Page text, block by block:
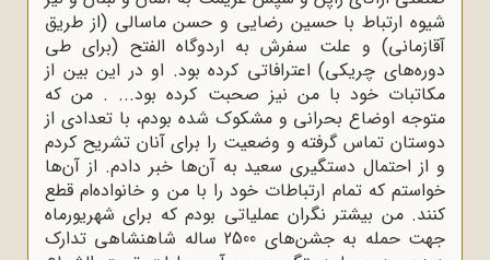
شیوه ارتباط با حسین رضایی و حسن ماسالی (از طریق
آقازمانی) و علت سفرش به اردوگاه الفتح (برای طی
دوره‌های چریکی) اعترافاتی کرده بود. او در این بین از
مکاتبات خود با من نیز صحبت کرده بود... . من که
متوجه اوضاع بحرانی و مشکوک شده بودم، با تعدادی از
دوستان تماس گرفته و وضعیت را برای آنان تشریح کردم
و از احتمال دستگیری سعید به آن‌ها خبر دادم. از آن‌ها
خواستم که تمام ارتباطات خود را با من و خانواده‌ام قطع
کنند. من بیشتر نگران عملیاتی بودم که برای شهریورماه
جهت حمله به جشن‌های 2500 ساله شاهنشاهی تدارک